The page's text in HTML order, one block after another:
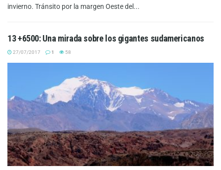
invierno. Tránsito por la margen Oeste del...
13 +6500: Una mirada sobre los gigantes sudamericanos
27/07/2017 1 58